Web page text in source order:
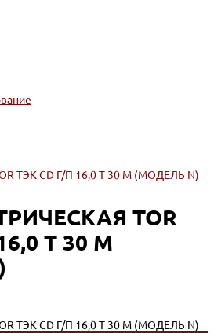
ТЭК CD Г/П 16,0 Т 30 М (МОДЕЛЬ N)
TOR
Т 30 М
ТЭК CD Г/П 16,0 Т 30 М (МОДЕЛЬ N)